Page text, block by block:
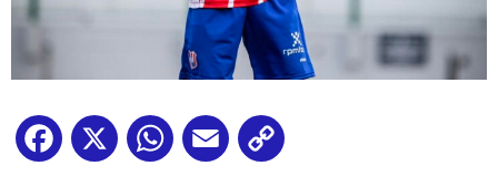
Facebook
X WhatsApp
Email